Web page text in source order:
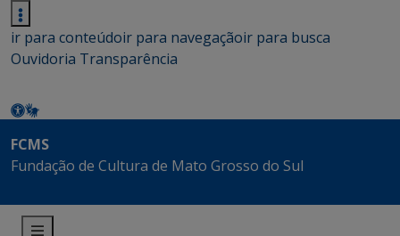
ir para conteúdoir para navegaçãoir para busca
Ouvidoria Transparência
FCMS
Fundação de Cultura de Mato Grosso do Sul